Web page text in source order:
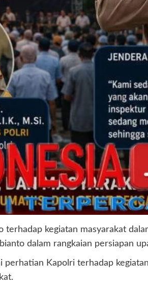
kegiatan masyarakat
dalam rangkaian persiapan
Kapolri terhadap